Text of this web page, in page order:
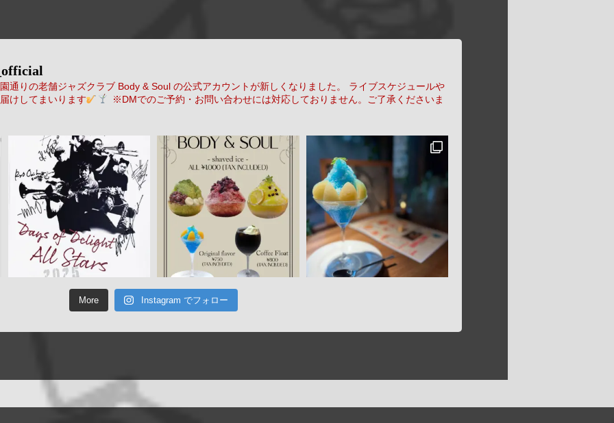
通りの老舗ジャズクラブ Body & Soul の公式アカウントが新しくなりました。
ライブスケジュールや
けしてまいります
※DMでのご予約・お問い合わせには対応しておりません。ご了承くださいま
More Instagram でフォロー